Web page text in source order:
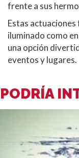
frente a sus
Estas actuaciones
iluminado como
una opción
eventos y lugares.
PODRÍA